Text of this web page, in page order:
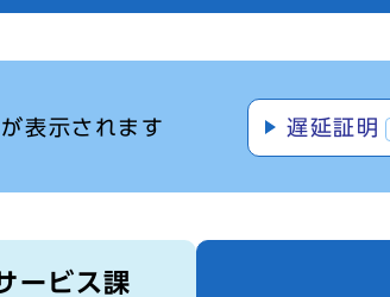
表示されます 遅延証明
ービス課